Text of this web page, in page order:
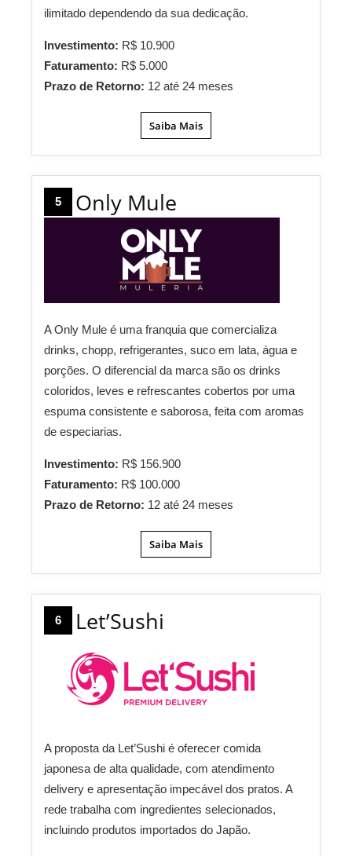
ilimitado dependendo da sua dedicação.
Investimento: R$ 10.900
Faturamento: R$ 5.000
Prazo de Retorno: 12 até 24 meses
Saiba Mais
5 Only Mule
A Only Mule é uma franquia que comercializa
drinks, chopp, refrigerantes, suco em lata, água e
porções. O diferencial da marca são os drinks
coloridos, leves e refrescantes cobertos por uma
espuma consistente e saborosa, feita com aromas
de especiarias.
Investimento: R$ 156.900
Faturamento: R$ 100.000
Prazo de Retorno: 12 até 24 meses
Saiba Mais
6 Let’Sushi
A proposta da Let’Sushi é oferecer comida
japonesa de alta qualidade, com atendimento
delivery e apresentação impecável dos pratos. A
rede trabalha com ingredientes selecionados,
incluindo produtos importados do Japão.